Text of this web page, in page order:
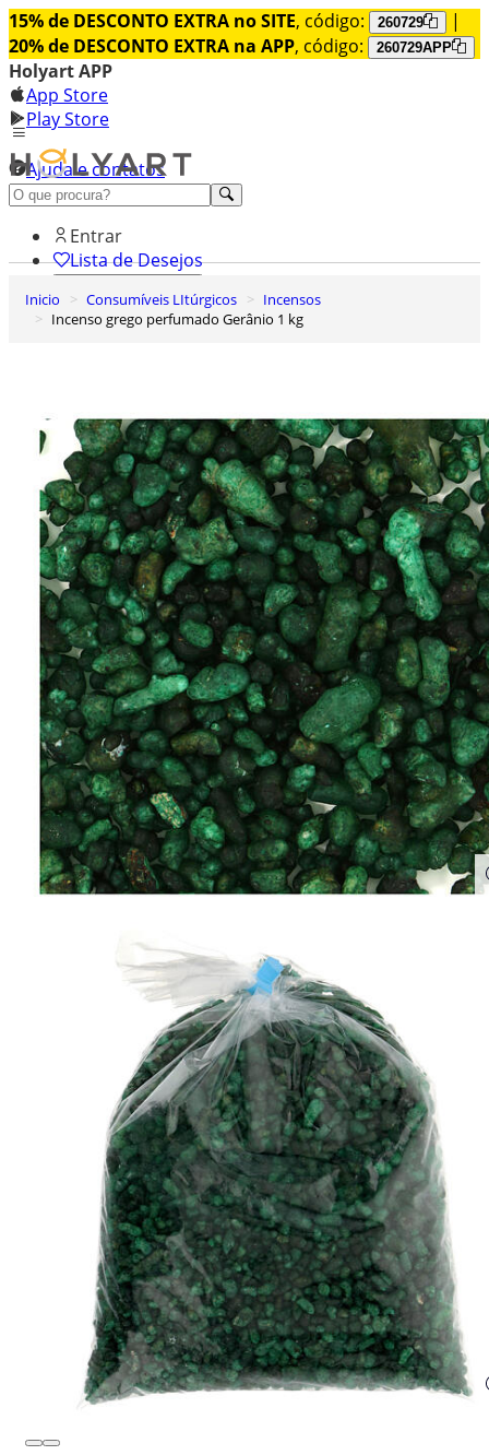
15% de DESCONTO EXTRA no SITE, código: 260729
|
20% de DESCONTO EXTRA na APP, código: 260729APP
Holyart APP
App Store
Play Store
Ajuda e contatos
Conheça premium
Entrar
Lista de Desejos
0
Carrinho de Compras
Inicio Consumíveis LItúrgicos
Incensos
Incenso grego perfumado Gerânio 1 kg